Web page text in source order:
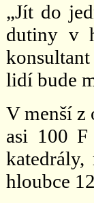
„Jít do
dutiny v
lidí bude
V menší z
asi 100 F
hloubce